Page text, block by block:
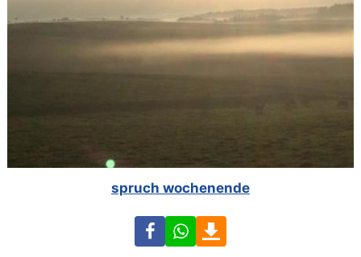
spruch wochenende
FacebookWhatsApp